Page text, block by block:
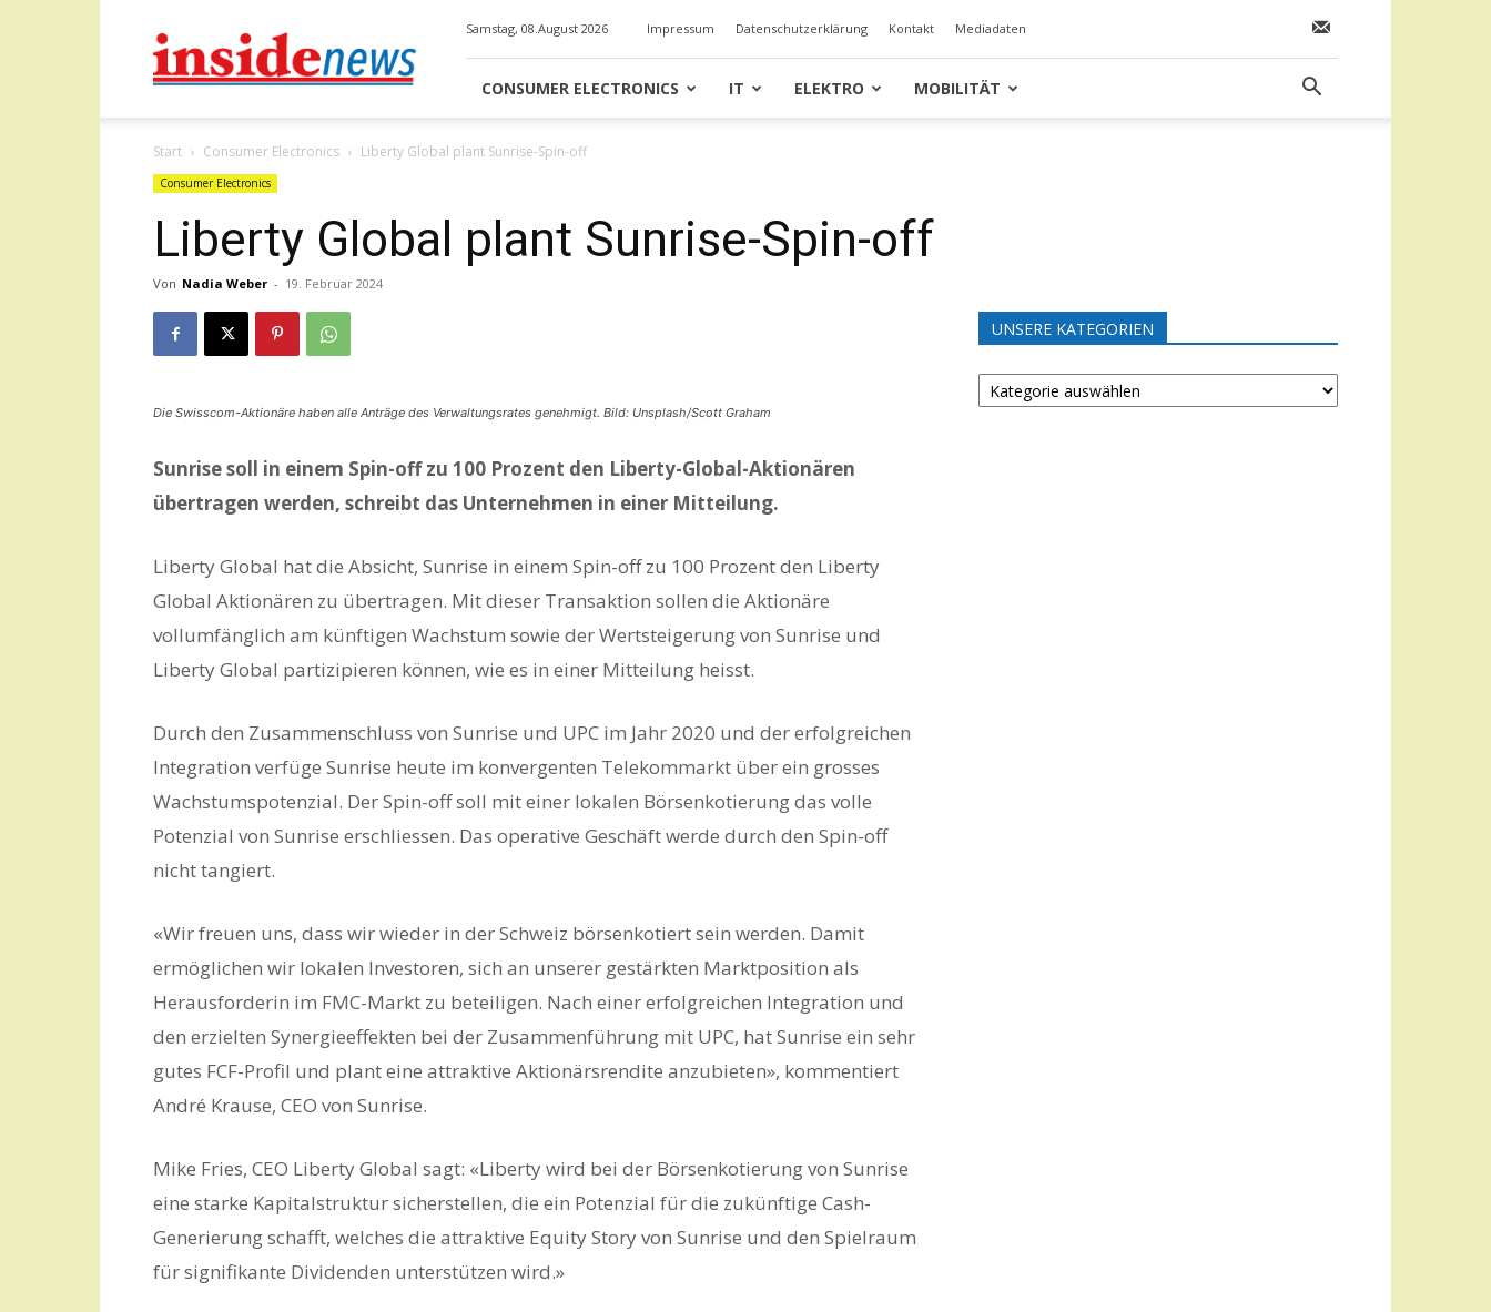
Samstag, 08.August 2026 Impressum Datenschutzerklärung Kontakt Mediadaten
CONSUMER ELECTRONICS IT ELEKTRO MOBILITÄT
Start Consumer Electronics Liberty Global plant Sunrise-Spin-off
Consumer Electronics
Liberty Global plant Sunrise-Spin-off
Von Nadia Weber - 19. Februar 2024
Die Swisscom-Aktionäre haben alle Anträge des Verwaltungsrates genehmigt. Bild: Unsplash/Scott Graham
Sunrise soll in einem Spin-off zu 100 Prozent den Liberty-Global-Aktionären
übertragen werden, schreibt das Unternehmen in einer Mitteilung.
Liberty Global hat die Absicht, Sunrise in einem Spin-off zu 100 Prozent den Liberty
Global Aktionären zu übertragen. Mit dieser Transaktion sollen die Aktionäre
vollumfänglich am künftigen Wachstum sowie der Wertsteigerung von Sunrise und
Liberty Global partizipieren können, wie es in einer Mitteilung heisst.
Durch den Zusammenschluss von Sunrise und UPC im Jahr 2020 und der erfolgreichen
Integration verfüge Sunrise heute im konvergenten Telekommarkt über ein grosses
Wachstumspotenzial. Der Spin-off soll mit einer lokalen Börsenkotierung das volle
Potenzial von Sunrise erschliessen. Das operative Geschäft werde durch den Spin-off
nicht tangiert.
«Wir freuen uns, dass wir wieder in der Schweiz börsenkotiert sein werden. Damit
ermöglichen wir lokalen Investoren, sich an unserer gestärkten Marktposition als
Herausforderin im FMC-Markt zu beteiligen. Nach einer erfolgreichen Integration und
den erzielten Synergieeffekten bei der Zusammenführung mit UPC, hat Sunrise ein sehr
gutes FCF-Profil und plant eine attraktive Aktionärsrendite anzubieten», kommentiert
André Krause, CEO von Sunrise.
Mike Fries, CEO Liberty Global sagt: «Liberty wird bei der Börsenkotierung von Sunrise
eine starke Kapitalstruktur sicherstellen, die ein Potenzial für die zukünftige Cash-
Generierung schafft, welches die attraktive Equity Story von Sunrise und den Spielraum
für signifikante Dividenden unterstützen wird.»
UNSERE KATEGORIEN
UNSERE
KATEGORIEN